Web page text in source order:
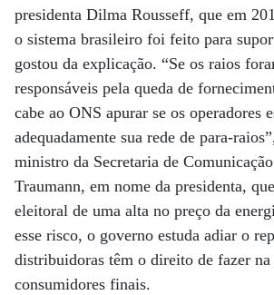
presidenta Dilma Rousseff, que em
o sistema brasileiro foi feito para
gostou da explicação. “Se os raios
responsáveis pela queda de
cabe ao ONS apurar se os operadores
adequadamente sua rede de para-
ministro da Secretaria de
Traumann, em nome da presidenta,
eleitoral de uma alta no preço da
esse risco, o governo estuda adiar o
distribuidoras têm o direito de fazer na
consumidores finais.